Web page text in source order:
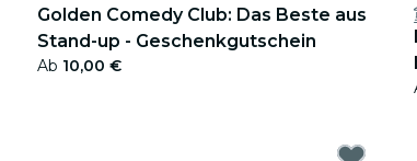
Golden Comedy Club: Das Beste aus
Stand-up - Geschenkgutschein
Ab 10,00 €